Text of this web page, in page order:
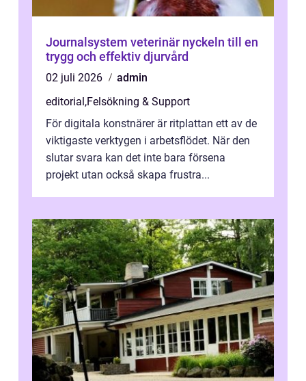
Journalsystem veterinär nyckeln till en
trygg och effektiv djurvård
02 juli 2026
admin
editorial,Felsökning & Support
För digitala konstnärer är ritplattan ett av de
viktigaste verktygen i arbetsflödet. När den
slutar svara kan det inte bara försena
projekt utan också skapa frustra...